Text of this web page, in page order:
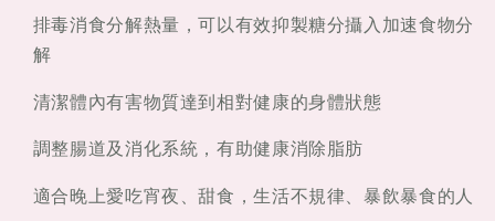
身
版
袋
盒
身
版
袋
1
盒
排毒消食分解熱量，可以有效抑製糖分攝入加速食物分
解
清潔體內有害物質達到相對健康的身體狀態
調整腸道及消化系統，有助健康消除脂肪
適合晚上愛吃宵夜、甜食，生活不規律、暴飲暴食的人